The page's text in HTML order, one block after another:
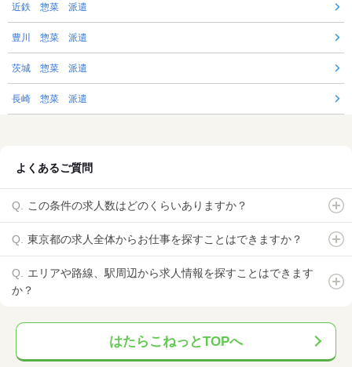
近鉄 惣菜 派遣
豊川 惣菜 派遣
茨城 惣菜 派遣
長崎 惣菜 派遣
よくあるご質問
この条件の求人数はどのくらいありますか？
東京都の求人全体からお仕事を探すことはできますか？
エリアや路線、駅周辺から求人情報を探すことはできます
か？
はたらこねっとTOPへ